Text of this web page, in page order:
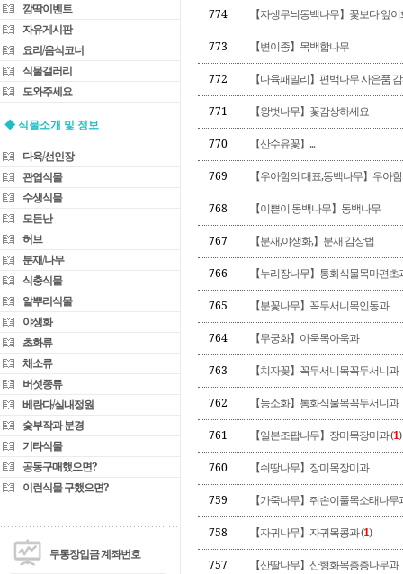
깜딱이벤트
자유게시판
요리/음식코너
식물갤러리
도와주세요
◆ 식물소개 및 정보
다육/선인장
관엽식물
수생식물
모든난
허브
분재/나무
식충식물
알뿌리식물
야생화
초화류
채소류
버섯종류
베란다/실내정원
숯부작과 분경
기타식물
공동구매했으면?
이런식물 구했으면?
무통장입금 계좌번호
774 【자생무늬동백나무】꽃보다 잎이
773 【변이종】목백합나무
772 【다육패밀리】편백나무 사은품
771 【왕벗나무】꽃감상하세요
770 【산수유꽃】...
769 【우아함의 대표,동백나무】우아함
768 【이쁜이 동백나무】동백나무
767 【분재,야생화,】분재 감상법
766 【누리장나무】통화식물목마편초
765 【분꽃나무】꼭두서니목인동과
764 【무궁화】아욱목아욱과
763 【치자꽃】꼭두서니목꼭두서니과
762 【능소화】통화식물목꼭두서니과
761 【일본조팝나무】장미목장미과 (1)
760 【쉬땅나무】장미목장미과
759 【가죽나무】쥐손이풀목소태나무
758 【자귀나무】자귀목콩과 (1)
757 【산딸나무】산형화목층층나무과